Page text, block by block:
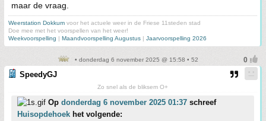
maar de vraag.
Weerstation Dokkum voor het actuele weer in de Friese 11steden stad
Doe mee met het voorspellen van het weer!
Weekvoorspelling | Maandvoorspelling Augustus | Jaarvoorspelling 2026
• donderdag 6 november 2025 @ 15:58 • 52
SpeedyGJ
Zo snel als de bliksem O+
Op donderdag 6 november 2025 01:37 schreef
Huisopdehoek het volgende: